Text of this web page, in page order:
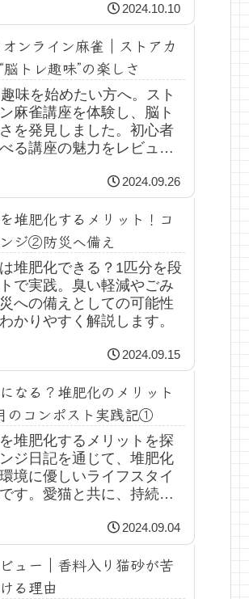
2024.10.10
ンライン麻雀｜ストアカ
トレ趣味”の楽しさ
味を始めたい方へ。スト
麻雀講座を体験し、脳ト
を発見しました。初心者
る講座の魅力をレビュー
2024.09.26
堆肥化するメリット！コ
ジ②防災へ備え
堆肥化できる？1匹分を段
で実践。臭い軽減やごみ
への備えとしての可能性
かりやすく解説します。
2024.09.15
なる？堆肥化のメリット
のコンポスト実践記①
堆肥化するメリットを探
ジ日記を通じて、堆肥化
境に優しいライフスタイ
す。愛猫と共に、持続可
2024.09.04
ュー｜香料入り猫砂が苦
る理由